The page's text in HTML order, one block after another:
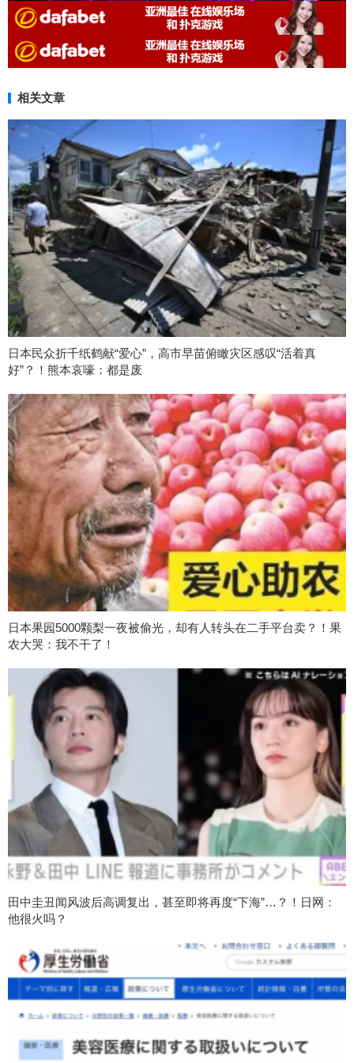
相关文章
日本民众折千纸鹤献“爱心”，高市早苗俯瞰灾区感叹“活着真
好”？！熊本哀嚎：都是废
日本果园5000颗梨一夜被偷光，却有人转头在二手平台卖？！果
农大哭：我不干了！
田中圭丑闻风波后高调复出，甚至即将再度“下海”…？！日网：
他很火吗？